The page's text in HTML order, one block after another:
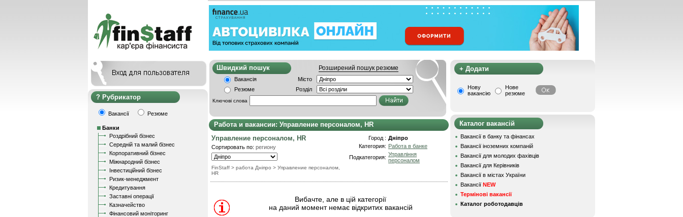
Рубрикатор
Вакансії Резюме
Банки
Роздрібний бізнес
Середній та малий бізнес
Корпоративний бізнес
Міжнародний бізнес
Інвестиційний бізнес
Ризик-менеджмент
Кредитування
Заставні операції
Казначейство
Фінансовий моніторинг
Швидкий пошук Розширений пошук резюме
Вакансія
Місто
Резюме
Розділ
Ключові слова
Работа и вакансии: Управление персоналом, HR
Управление персоналом, HR
Сортировать по: региону
FinStaff > работа Дніпро > Управление персоналом,
HR
Город : Дніпро
Категория: Работа в банке
Подкатегория: Управління
персоналом
Вибачте, але в цій категорії
на даний момент немає відкритих вакансій
+ Додати
Нову
вакансію
Нове
резюме
Каталог вакансій
Вакансії в банку та фінансах
Вакансії іноземних компаній
Вакансії для молодих фахівців
Вакансії для Керівників
Вакансії в містах України
Вакансії NEW
Термінові вакансії
Каталог роботодавців